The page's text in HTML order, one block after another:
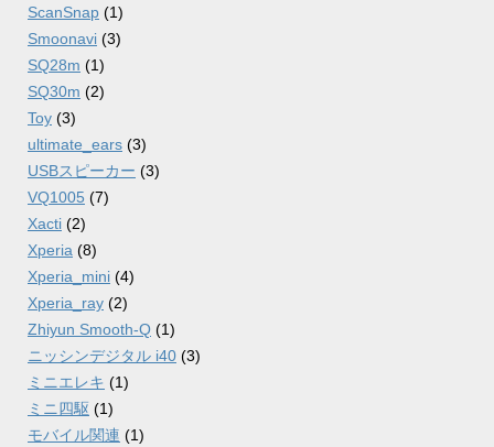
ScanSnap (1)
Smoonavi (3)
SQ28m (1)
SQ30m (2)
Toy (3)
ultimate_ears (3)
USBスピーカー (3)
VQ1005 (7)
Xacti (2)
Xperia (8)
Xperia_mini (4)
Xperia_ray (2)
Zhiyun Smooth-Q (1)
ニッシンデジタル i40 (3)
ミニエレキ (1)
ミニ四駆 (1)
モバイル関連 (1)